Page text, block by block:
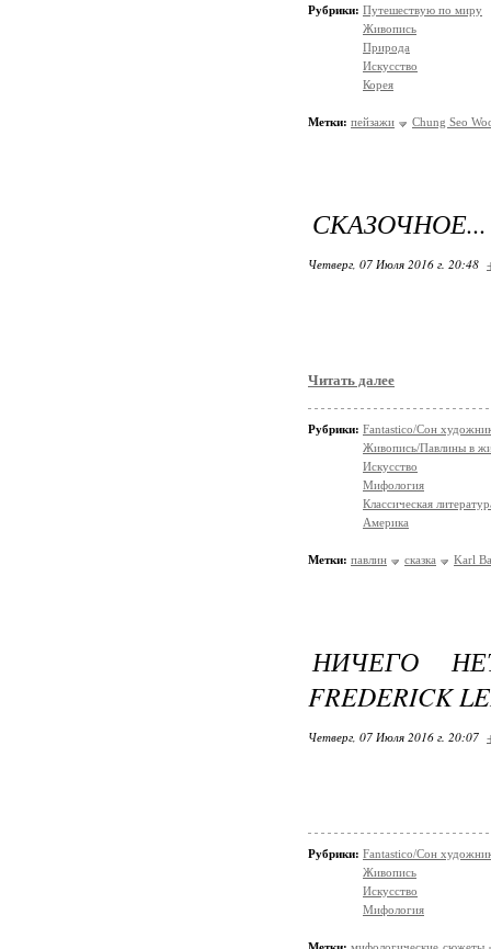
Рубрики: Путешествую по миру
Живопись
Природа
Искусство
Корея
Метки: пейзажи Chung Seo
СКАЗОЧНОЕ...
Четверг, 07 Июля 2016 г. 20:48
Читать далее
Рубрики: Fantastico/Сон
Живопись/Павлины в
Искусство
Мифология
Классическая
Америка
Метки: павлин сказка Karl
НИЧЕГО
FREDERICK
Четверг, 07 Июля 2016 г. 20:07
Рубрики: Fantastico/Сон
Живопись
Искусство
Мифология